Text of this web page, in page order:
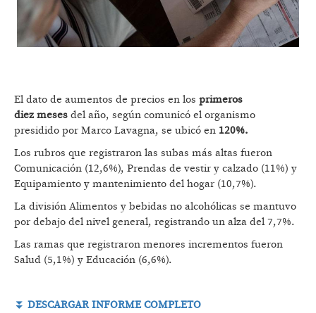
El dato de aumentos de precios en los primeros
diez meses del año, según comunicó el organismo
presidido por Marco Lavagna, se ubicó en 120%.
Los rubros que registraron las subas más altas fueron
Comunicación (12,6%), Prendas de vestir y calzado (11%) y
Equipamiento y mantenimiento del hogar (10,7%).
La división Alimentos y bebidas no alcohólicas se mantuvo
por debajo del nivel general, registrando un alza del 7,7%.
Las ramas que registraron menores incrementos fueron
Salud (5,1%) y Educación (6,6%).
⏬ DESCARGAR INFORME COMPLETO